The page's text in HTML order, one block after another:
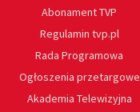
Abonament TVP
Regulamin tvp.pl
Rada Programowa
Ogłoszenia przetargowe
Akademia Telewizyjna